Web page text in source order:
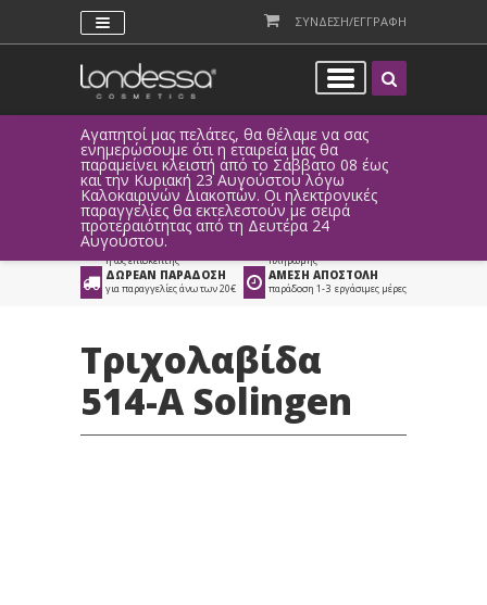
ΣΥΝΔΕΣΗ/ΕΓΓΡΑΦΗ
Αγαπητοί μας πελάτες, θα θέλαμε να σας
ενημερώσουμε ότι η εταιρεία μας θα
παραμείνει κλειστή από το Σάββατο 08 έως
και την Κυριακή 23 Αυγούστου λόγω
Καλοκαιρινών Διακοπών. Οι ηλεκτρονικές
παραγγελίες θα εκτελεστούν με σειρά
προτεραιότητας από τη Δευτέρα 24
Αυγούστου.
Προϊόντα > Είδη Αισθητικής
>
Νυχοκόπτες - Τριχολαβίδες
ΑΜΕΣΗ ΣΥΝΔΕΣΗ
Facebook, Gmail
ή ως επισκέπτης
ΕΥΚΟΛΕΣ ΑΓΟΡΕΣ
πληρωμής
ΔΩΡΕΑΝ ΠΑΡΑΔΟΣΗ
για παραγγελίες άνω των 20€
ΑΜΕΣΗ ΑΠΟΣΤΟΛΗ
παράδοση 1-3 εργάσιμες μέρες
Τριχολαβίδα
514-A Solingen